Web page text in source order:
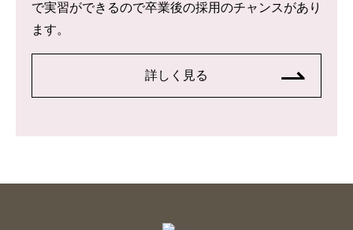
で実習ができるので卒業後の採用のチャンスがあり
ます。
詳しく見る